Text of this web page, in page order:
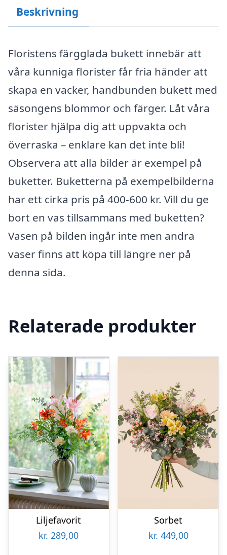
Beskrivning
Floristens färgglada bukett innebär att
våra kunniga florister får fria händer att
skapa en vacker, handbunden bukett med
säsongens blommor och färger. Låt våra
florister hjälpa dig att uppvakta och
överraska – enklare kan det inte bli!
Observera att alla bilder är exempel på
buketter. Buketterna på exempelbilderna
har ett cirka pris på 400-600 kr. Vill du ge
bort en vas tillsammans med buketten?
Vasen på bilden ingår inte men andra
vaser finns att köpa till längre ner på
denna sida.
Relaterade produkter
Liljefavorit
kr. 289,00
Sorbet
kr. 449,00